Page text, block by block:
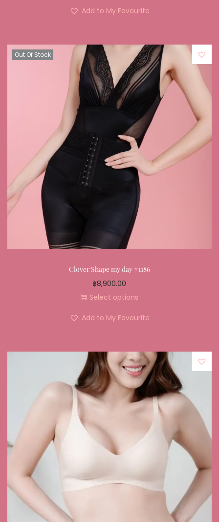
Add to My Favourite
Out Of Stock
Clover Shape my day #1186
฿8,900.00
Select options
Add to My Favourite